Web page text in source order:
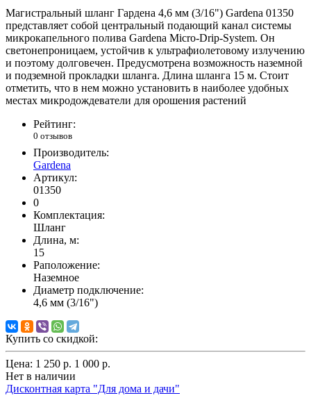
Магистральный шланг Гардена 4,6 мм (3/16") Gardena 01350
представляет собой центральный подающий канал системы
микрокапельного полива Gardena Micro-Drip-System. Он
светонепроницаем, устойчив к ультрафиолетовому излучению
и поэтому долговечен. Предусмотрена возможность наземной
и подземной прокладки шланга. Длина шланга 15 м. Стоит
отметить, что в нем можно установить в наиболее удобных
местах микродождеватели для орошения растений
Рейтинг:
0 отзывов
Производитель:
Gardena
Артикул:
01350
0
Комплектация:
Шланг
Длина, м:
15
Раположение:
Наземное
Диаметр подключение:
4,6 мм (3/16")
Купить со скидкой:
Цена: 1 250 р. 1 000 р.
Нет в наличии
Дисконтная карта "Для дома и дачи"